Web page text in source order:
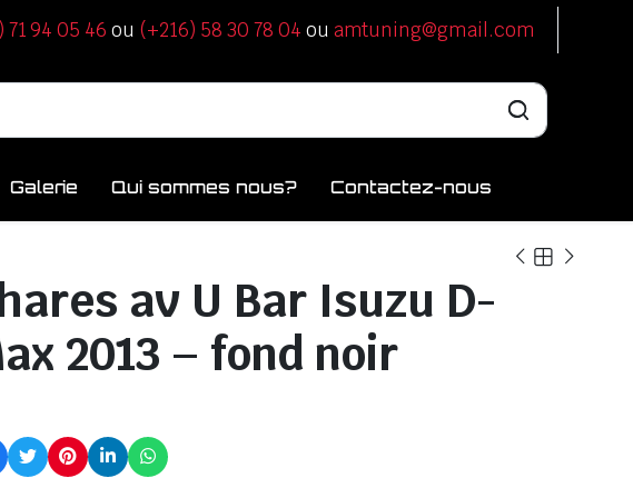
71 94 05 46 ou (+216) 58 30 78 04 ou amtuning@gmail.com
Galerie Qui sommes nous? Contactez-nous
av U Bar Isuzu D-
2013 – fond noir